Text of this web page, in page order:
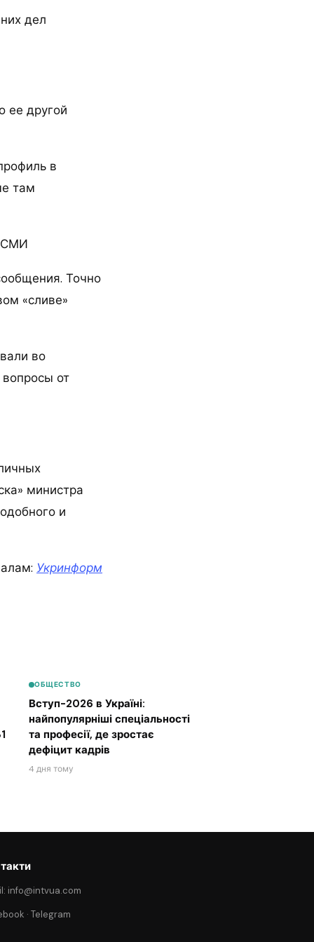
дел
ее другой
в
там
СМИ
Точно
«сливе»
во
от
министра
и
Укринформ
ОБЩЕСТВО
Вступ-2026 в Україні:
найпопулярніші спеціальності
та професії, де зростає
дефіцит кадрів
4 дня тому
info@intvua.com
·Telegram